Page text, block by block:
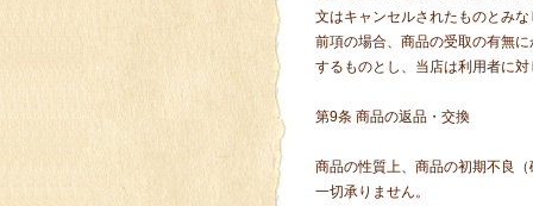
文はキャンセルされたものとみな
前項の場合、商品の受取の有無
するものとし、当店は利用者に
第9条 商品の返品・交換
商品の性質上、商品の初期不良
一切承りません。